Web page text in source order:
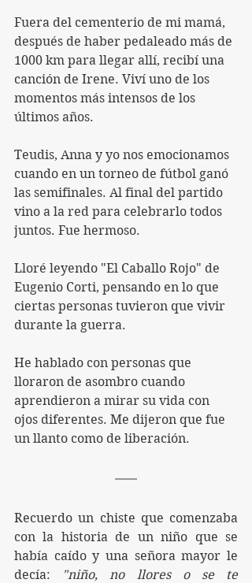
Fuera del cementerio de mi mamá,
después de haber pedaleado más de
1000 km para llegar allí, recibí una
canción de Irene. Viví uno de los
momentos más intensos de los
últimos años.
Teudis, Anna y yo nos emocionamos
cuando en un torneo de fútbol ganó
las semifinales. Al final del partido
vino a la red para celebrarlo todos
juntos. Fue hermoso.
Lloré leyendo "El Caballo Rojo" de
Eugenio Corti, pensando en lo que
ciertas personas tuvieron que vivir
durante la guerra.
He hablado con personas que
lloraron de asombro cuando
aprendieron a mirar su vida con
ojos diferentes. Me dijeron que fue
un llanto como de liberación.
Recuerdo un chiste que comenzaba
con la historia de un niño que se
había caído y una señora mayor le
decía:
"niño, no llores o se te